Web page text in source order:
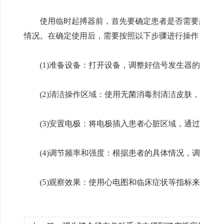
使用临时起搏器前，首先要确定患者是否需要
情况。在确定使用后，需要按照以下步骤进行操作
(1)准备设备：打开设备，调整好信号发生器的
(2)清洁操作区域：使用无菌消毒剂清洁皮肤，
(3)安置电极：将电极插入患者心脏区域，通过
(4)调节频率和强度：根据患者的具体情况，调
(5)观察效果：使用心电图和临床症状等指标来